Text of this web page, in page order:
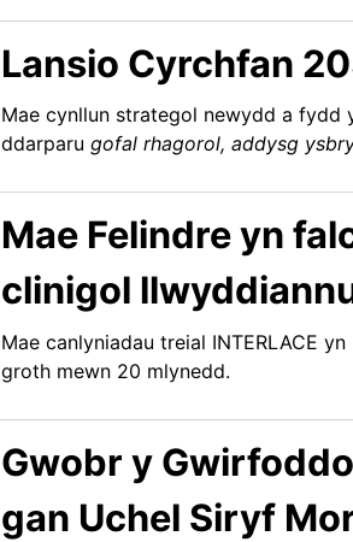
Lansio Cyrchfan
Mae cynllun strategol newydd a fydd
ddarparu gofal rhagorol, addysg
Mae Felindre yn
clinigol
Mae canlyniadau treial INTERLACE
groth mewn 20 mlynedd.
Gwobr y
gan Uchel Siryf